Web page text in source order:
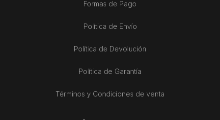
Formas de Pago
Política de Envío
Política de Devolución
Política de Garantía
Términos y Condiciones de venta